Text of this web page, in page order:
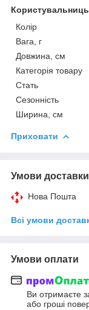
Колір
Вага, г
Довжина, см
Категорія товару
Стать
Сезонність
Ширина, см
Приховати
Умови доставки
Нова Пошта
Всі умови
Умови оплати
Ви отримаєте
або гроші